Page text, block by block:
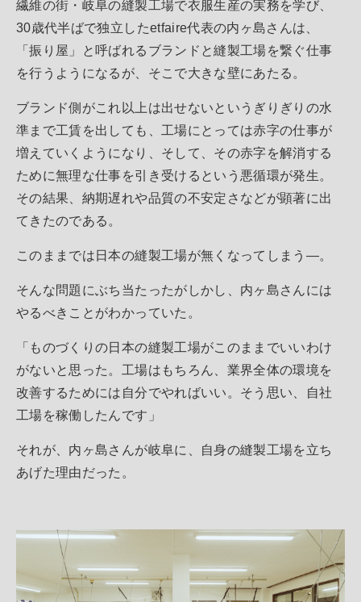
繊維の街・岐阜の縫製工場で衣服生産の実務を学び、
30歳代半ばで独立したetfaire代表の内ヶ島さんは、
「振り屋」と呼ばれるブランドと縫製工場を繋ぐ仕事
を行うようになるが、そこで大きな壁にあたる。
ブランド側がこれ以上は出せないというぎりぎりの水
準まで工賃を出しても、工場にとっては赤字の仕事が
増えていくようになり、そして、その赤字を解消する
ために無理な仕事を引き受けるという悪循環が発生。
その結果、納期遅れや品質の不安定さなどが顕著に出
てきたのである。
このままでは日本の縫製工場が無くなってしまう—。
そんな問題にぶち当たったがしかし、内ヶ島さんには
やるべきことがわかっていた。
「ものづくりの日本の縫製工場がこのままでいいわけ
がないと思った。工場はもちろん、業界全体の環境を
改善するためには自分でやればいい。そう思い、自社
工場を稼働したんです」
それが、内ヶ島さんが岐阜に、自身の縫製工場を立ち
あげた理由だった。